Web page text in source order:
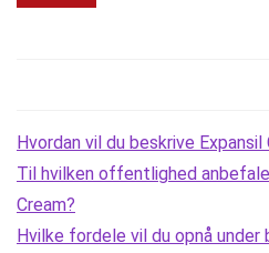
Hvordan vil du beskrive Expansil
Til hvilken offentlighed
Cream?
Hvilke fordele vil du opnå under